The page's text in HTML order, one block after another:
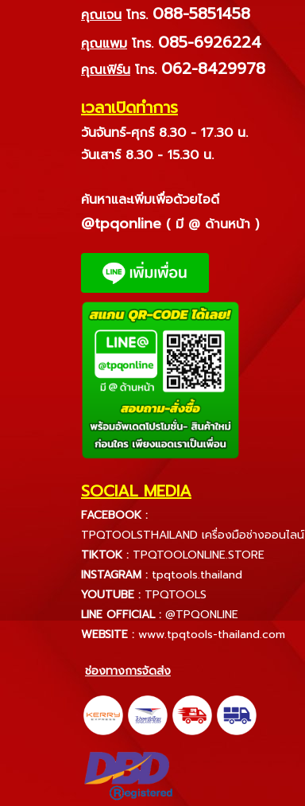
คุณเจน โทร. 088-5851458
คุณแพม โทร. 085-6926224
คุณเฟิร์น โทร. 062-8429978
เวลาเปิดทำการ
วันจันทร์-ศุกร์ 8.30 - 17.30 น.
วันเสาร์ 8.30 - 15.30 น.
ค้นหาและเพิ่มเพื่อด้วยไอดี
@tpqonline ( มี @ ด้านหน้า )
SOCIAL MEDIA
FACEBOOK :
TPQTOOLSTHAILAND เครื่องมือช่างออนไลน์
TIKTOK : TPQTOOLONLINE.STORE
INSTAGRAM : tpqtools.thailand
YOUTUBE : TPQTOOLS
LINE OFFICIAL : @TPQONLINE
WEBSITE : www.tpqtools-thailand.com
ช่องทางการจัดส่ง